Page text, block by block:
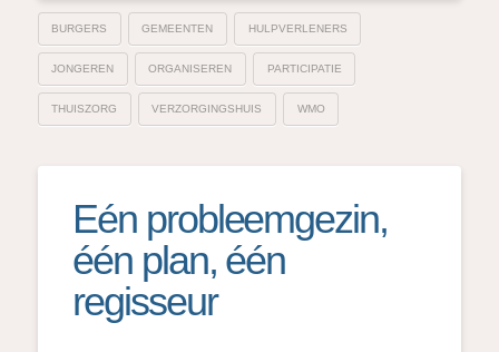
BURGERS GEMEENTEN HULPVERLENERS
JONGEREN ORGANISEREN PARTICIPATIE
THUISZORG VERZORGINGSHUIS WMO
Eén probleemgezin,
één plan, één
regisseur